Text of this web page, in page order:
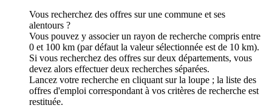
Vous recherchez des offres sur une commune et ses
alentours ?
Vous pouvez y associer un rayon de recherche compris entre
0 et 100 km (par défaut la valeur sélectionnée est de 10 km).
Si vous recherchez des offres sur deux départements, vous
devez alors effectuer deux recherches séparées.
Lancez votre recherche en cliquant sur la loupe ; la liste des
offres d'emploi correspondant à vos critères de recherche est
restituée.